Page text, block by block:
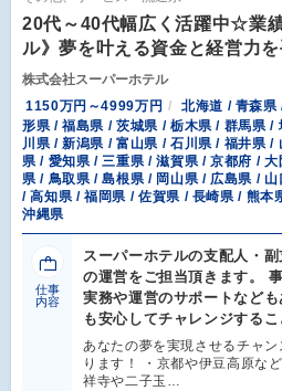
20代～40代幅広く活躍中☆業
ル》夢を叶える資金と経営力
株式会社スーパーホテル
1150万円～4999万円
北海道 / 青森県
形県 / 福島県 / 茨城県 / 栃木県 / 群馬県 /
川県 / 新潟県 / 富山県 / 石川県 / 福井県 /
県 / 愛知県 / 三重県 / 滋賀県 / 京都府 /
県 / 鳥取県 / 島根県 / 岡山県 / 広島県 /
/ 高知県 / 福岡県 / 佐賀県 / 長崎県 / 熊本
沖縄県
仕事
内容
スーパーホテルの支配人・
の運営をご担当頂きます。
実務や運営のサポートなど
も安心してチャレンジするこ
あなたの夢を実現させるチャ
ります！ ・京都や伊豆高原な
祥寺や二子玉…